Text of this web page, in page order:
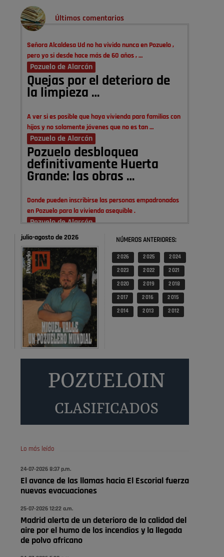
Últimos comentarios
Señora Alcaldesa Ud no ha vivido nunca en Pozuelo ,
pero yo si desde hace más de 60 años , …
Pozuelo de Alarcón
Quejas por el deterioro de
la limpieza …
A ver si es posible que haya vivienda para familias con
hijos y no solamente jóvenes que no es tan …
Pozuelo de Alarcón
Pozuelo desbloquea
definitivamente Huerta
Grande: las obras …
Donde pueden inscribirse las personas empadronados
en Pozuelo para la vivienda asequible .
Pozuelo de Alarcón
Pozuelo desbloquea
definitivamente Huerta
Grande: las obras …
También pienso que si no fuéramos tan sucios no haría
falta denunciar nada
Pozuelo de Alarcón
Quejas por el deterioro de
la limpieza …
Pozuelo de Alarcón
🔴 EXCLUSIVA | El comisario
de la …
😆Durán menos qué un caramelo en la puerta de un
Pozuelo de Alarcón
🔴 EXCLUSIVA | El comisario
de la …
Pozuelo de Alarcón
🔴 EXCLUSIVA | El comisario
de la …
julio-agosto de 2026 NÚMEROS ANTERIORES:
2 026 2 025 2 024
2 023 2 022 2 021
2 020 2 019 2 018
2 017 2 016 2 015
2 014 2 013 2 012
Lo más leído
24-07-2026 8:37 p.m.
El avance de las llamas hacia El Escorial fuerza
nuevas evacuaciones
25-07-2026 12:22 a.m.
Madrid alerta de un deterioro de la calidad del
aire por el humo de los incendios y la llegada
de polvo africano